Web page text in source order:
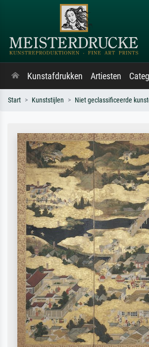
Kunstafdrukken Artiesten
Start Kunststijlen Niet geclassificeerde